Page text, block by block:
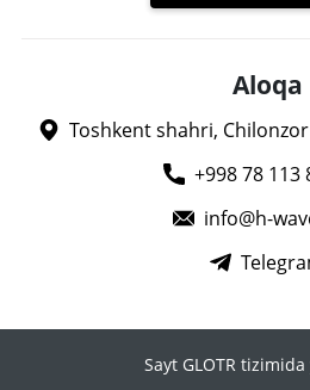
Aloqa
Toshkent shahri,
+998 78 113
info@h-
Sayt GLOTR